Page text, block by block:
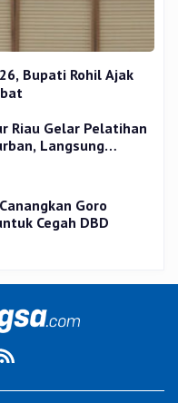
Bupati Rohil Ajak
Riau Gelar Pelatihan
Langsung
Goro
Cegah DBD